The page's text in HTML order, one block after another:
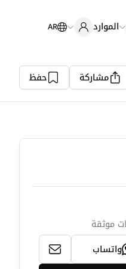
الموارد AR
مشاركة حفظ
واتساب